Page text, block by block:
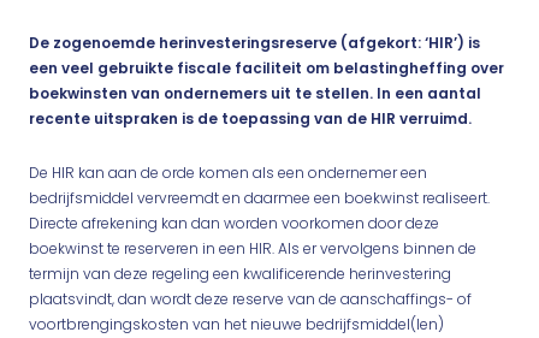
De zogenoemde herinvesteringsreserve (afgekort: ‘HIR’) is
een veel gebruikte fiscale faciliteit om belastingheffing over
boekwinsten van ondernemers uit te stellen. In een aantal
recente uitspraken is de toepassing van de HIR verruimd.
De HIR kan aan de orde komen als een ondernemer een
bedrijfsmiddel vervreemdt en daarmee een boekwinst realiseert.
Directe afrekening kan dan worden voorkomen door deze
boekwinst te reserveren in een HIR. Als er vervolgens binnen de
termijn van deze regeling een kwalificerende herinvestering
plaatsvindt, dan wordt deze reserve van de aanschaffings- of
voortbrengingskosten van het nieuwe bedrijfsmiddel(len)